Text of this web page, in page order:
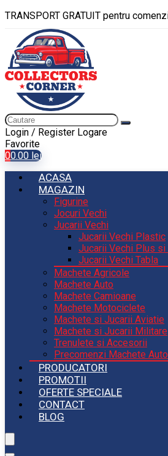
TRANSPORT GRATUIT pentru
Login / Register Logare
Favorite
00.00 lei
ACASA
MAGAZIN
Figurine
Jocuri Vechi
Jucarii Vechi
Jucarii Vechi Plastic
Jucarii Vechi Plus si
Jucarii Vechi Tabla
Machete Agricole
Machete Auto
Machete Camioane
Machete Motociclete
Machete si Jucarii Aviatie
Machete si Jucarii Militare
Trenulete si Accesorii
Precomenzi Machete Auto
PRODUCATORI
PROMOTII
OFERTE SPECIALE
CONTACT
BLOG